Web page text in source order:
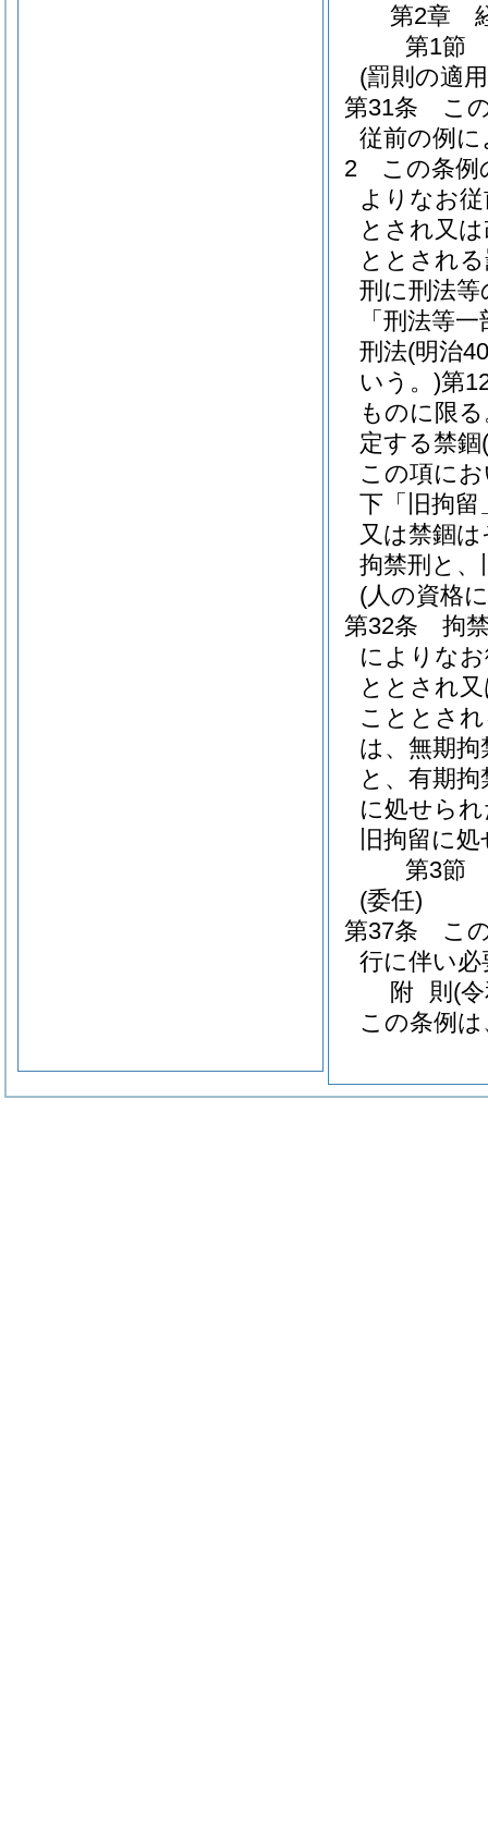
第2章
第1節
(罰則の適
第31条
こ
従前の例
2
この条例
よりなお
とされ又
ととされ
刑に刑法
「刑法等
刑法(明治
いう。)第
ものに限
定する禁錮
この項に
下「旧拘
又は禁錮
拘禁刑と
(人の資格
第32条
拘
によりな
ととされ
こととさ
は、無期
と、有期
に処せら
旧拘留に
第3節
(委任)
第37条
こ
行に伴い
附 則 (
この条例